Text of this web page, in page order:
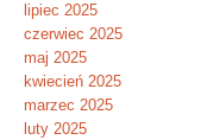
lipiec 2025
czerwiec 2025
maj 2025
kwiecień 2025
marzec 2025
luty 2025